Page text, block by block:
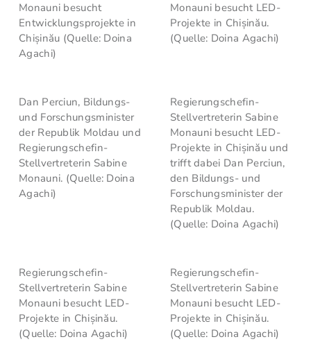
Monauni besucht
Entwicklungsprojekte in
Chișinău (Quelle: Doina
Agachi)
Monauni besucht LED-
Projekte in Chișinău.
(Quelle: Doina Agachi)
Dan Perciun, Bildungs-
und Forschungsminister
der Republik Moldau und
Regierungschefin-
Stellvertreterin Sabine
Monauni. (Quelle: Doina
Agachi)
Regierungschefin-
Stellvertreterin Sabine
Monauni besucht LED-
Projekte in Chișinău und
trifft dabei Dan Perciun,
den Bildungs- und
Forschungsminister der
Republik Moldau.
(Quelle: Doina Agachi)
Regierungschefin-
Stellvertreterin Sabine
Monauni besucht LED-
Projekte in Chișinău.
(Quelle: Doina Agachi)
Regierungschefin-
Stellvertreterin Sabine
Monauni besucht LED-
Projekte in Chișinău.
(Quelle: Doina Agachi)